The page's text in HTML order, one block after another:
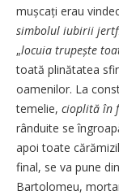
mușcați erau
simbolul iubirii
„locuia trupește
toată plinătatea
oamenilor. La
temelie, cioplită în
rânduite se
apoi toate
final, se va pune
Bartolomeu,